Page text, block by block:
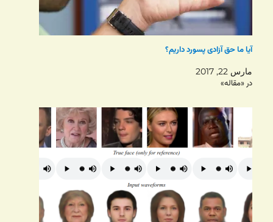
آیا ما حق آزادی پسورد داریم؟
مارس 22, 2017
در «مقاله»